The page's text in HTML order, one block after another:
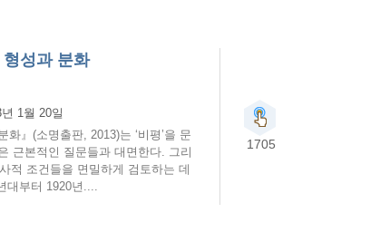
성과 분화
1월 20일
』(소명출판, 2013)는 ‘비평’을 문
근본적인 질문들과 대면한다. 그리
적 조건들을 면밀하게 검토하는 데
대부터 1920년....
1705